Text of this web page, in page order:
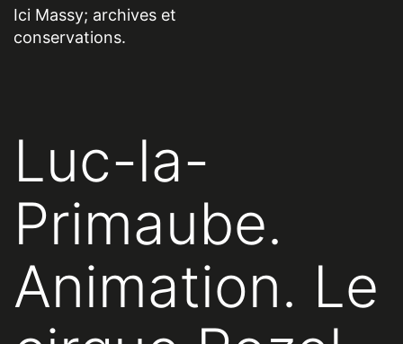
Ici Massy; archives et
conservations.
Luc-la-
Primaube.
Animation. Le